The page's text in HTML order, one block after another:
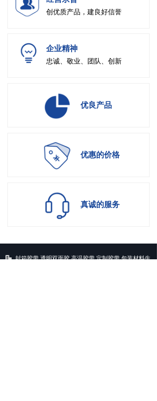
企业精神
忠诚、敬业、团队、创新
创优质产品，建良好信誉
优惠的价格
优良产品
真诚的服务
封箱胶带,透明双面胶,高温胶带,定制胶带,包装材料生